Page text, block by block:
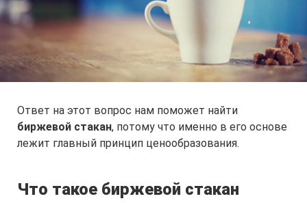
Ответ на этот вопрос нам поможет найти
биржевой стакан, потому что именно в его основе
лежит главный принцип ценообразования.
Что такое биржевой стакан